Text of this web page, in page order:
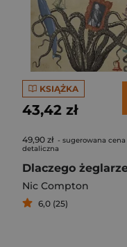
KSIĄŻKA
43,42 zł
49,90 zł - sugerowana cena
detaliczna
Nic Compton
6,0 (25)